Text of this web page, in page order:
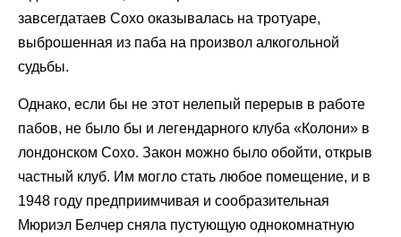
завсегдатаев Сохо оказывалась на тротуаре,
выброшенная из паба на произвол алкогольной
судьбы.
Однако, если бы не этот нелепый перерыв в работе
пабов, не было бы и легендарного клуба «Колони» в
лондонском Сохо. Закон можно было обойти, открыв
частный клуб. Им могло стать любое помещение, и в
1948 году предприимчивая и сообразительная
Мюриэл Белчер сняла пустующую однокомнатную